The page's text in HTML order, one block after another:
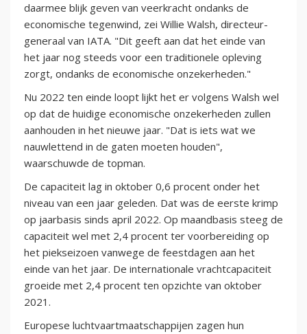
daarmee blijk geven van veerkracht ondanks de
economische tegenwind, zei Willie Walsh, directeur-
generaal van IATA. "Dit geeft aan dat het einde van
het jaar nog steeds voor een traditionele opleving
zorgt, ondanks de economische onzekerheden."
Nu 2022 ten einde loopt lijkt het er volgens Walsh wel
op dat de huidige economische onzekerheden zullen
aanhouden in het nieuwe jaar. "Dat is iets wat we
nauwlettend in de gaten moeten houden",
waarschuwde de topman.
De capaciteit lag in oktober 0,6 procent onder het
niveau van een jaar geleden. Dat was de eerste krimp
op jaarbasis sinds april 2022. Op maandbasis steeg de
capaciteit wel met 2,4 procent ter voorbereiding op
het piekseizoen vanwege de feestdagen aan het
einde van het jaar. De internationale vrachtcapaciteit
groeide met 2,4 procent ten opzichte van oktober
2021.
Europese luchtvaartmaatschappijen zagen hun